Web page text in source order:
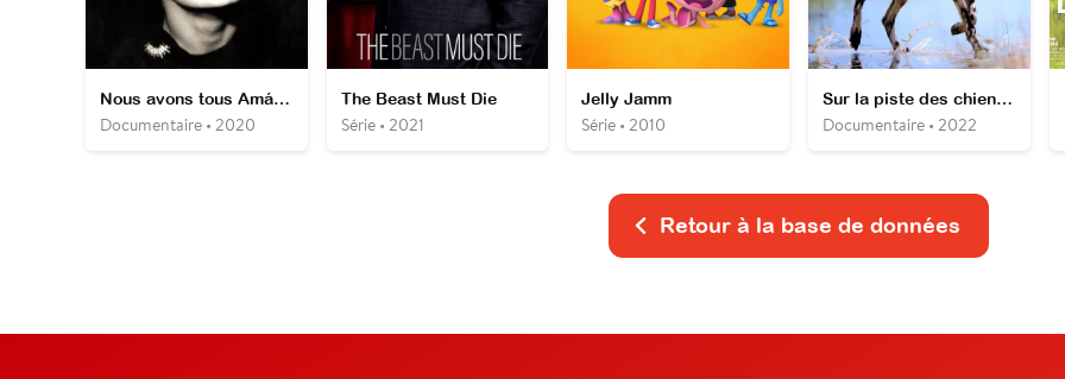
Nous avons tous Amália dans le sang : Amália Rodriguez et le monde du fado
Documentaire • 2020
The Beast Must Die
Série • 2021
Jelly Jamm
Série • 2010
Sur la piste des chiens sauvages d'Afrique
Documentaire • 2022
Retour à la base de données